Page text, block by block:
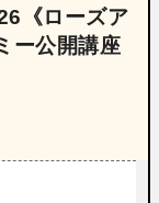
《ローズア
ー公開講座